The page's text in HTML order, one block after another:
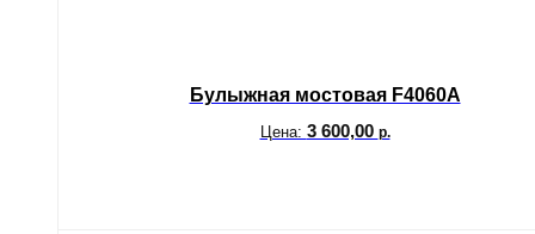
Булыжная мостовая F4060A
Цена: 3 600,00 р.